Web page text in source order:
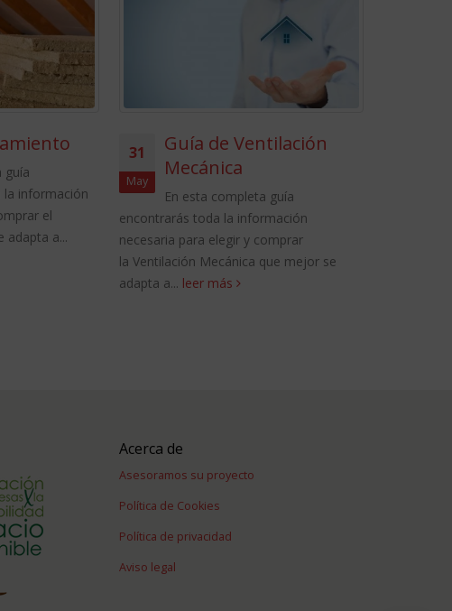
31
May
Guía de Ventilación
Mecánica
En esta completa guía
encontrarás toda la información
necesaria para elegir y comprar
la Ventilación Mecánica que mejor se
16 Casas
necesaria para conocer el
Passivhaus o Casa Pasiva.
incluimos una...
Acerca de
Asesoramos su proyecto
Política de Cookies
Política de privacidad
Aviso legal